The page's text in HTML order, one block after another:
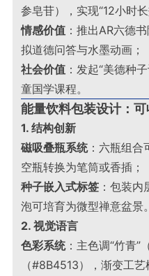
参皂苷），实现“12小时长
情感价值 ：推出AR六德
拟道德问答与水墨动画；
社会价值 ：发起“美德种
童国学课程。
能量饮料包装设计：
1. 结构创新
磁吸叠瓶系统：六瓶组合
空瓶转换为笔筒或香插；
种子嵌入式标签 ：包装
泡可培育为微型禅意盆景。
2. 视觉语言
色彩系统：主色调“竹青”
（#8B4513），渐变工